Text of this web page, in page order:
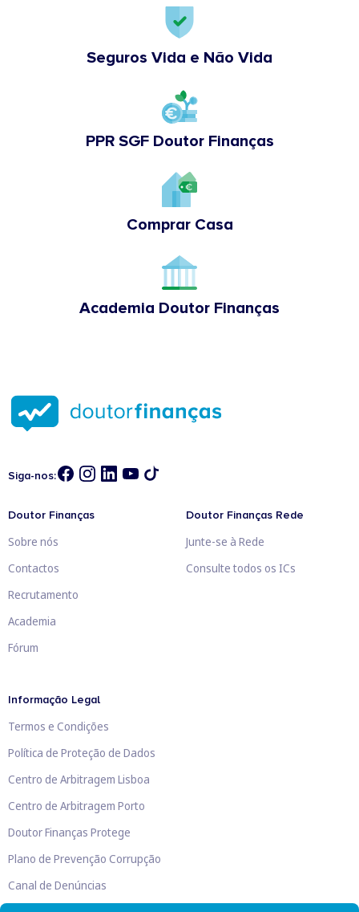
Seguros Vida e Não Vida
PPR SGF Doutor Finanças
Comprar Casa
Academia Doutor Finanças
Siga-nos:
Doutor Finanças
Sobre nós
Contactos
Recrutamento
Academia
Fórum
Doutor Finanças Rede
Junte-se à Rede
Consulte todos os ICs
Informação Legal
Termos e Condições
Política de Proteção de Dados
Centro de Arbitragem Lisboa
Centro de Arbitragem Porto
Doutor Finanças Protege
Plano de Prevenção Corrupção
Canal de Denúncias